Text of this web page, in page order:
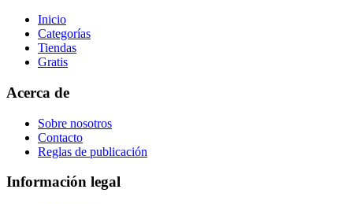
Inicio
Categorías
Tiendas
Gratis
Acerca de
Sobre nosotros
Contacto
Reglas de publicación
Información legal